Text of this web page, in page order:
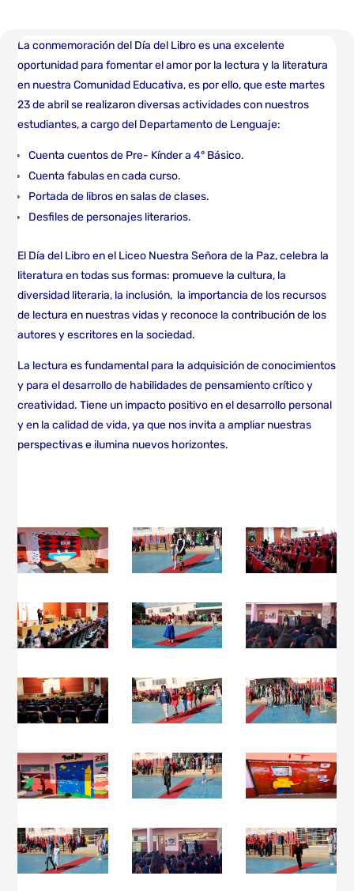
La conmemoración del Día del Libro es una excelente
oportunidad para fomentar el amor por la lectura y la literatura
en nuestra Comunidad Educativa, es por ello, que este martes
23 de abril se realizaron diversas actividades con nuestros
estudiantes, a cargo del Departamento de Lenguaje:
Cuenta cuentos de Pre- Kínder a 4° Básico.
Cuenta fabulas en cada curso.
Portada de libros en salas de clases.
Desfiles de personajes literarios.
El Día del Libro en el Liceo Nuestra Señora de la Paz, celebra la
literatura en todas sus formas: promueve la cultura, la
diversidad literaria, la inclusión, la importancia de los recursos
de lectura en nuestras vidas y reconoce la contribución de los
autores y escritores en la sociedad.
La lectura es fundamental para la adquisición de conocimientos
y para el desarrollo de habilidades de pensamiento crítico y
creatividad. Tiene un impacto positivo en el desarrollo personal
y en la calidad de vida, ya que nos invita a ampliar nuestras
perspectivas e ilumina nuevos horizontes.